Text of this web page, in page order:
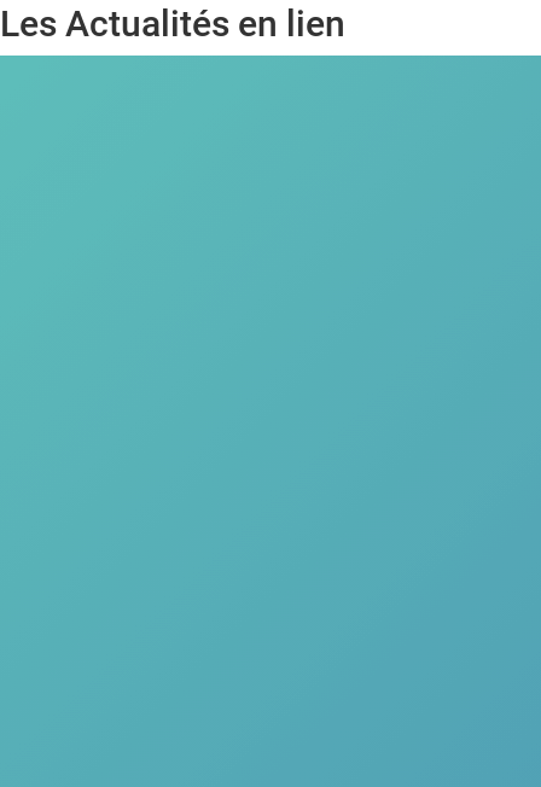
Les Actualités en lien